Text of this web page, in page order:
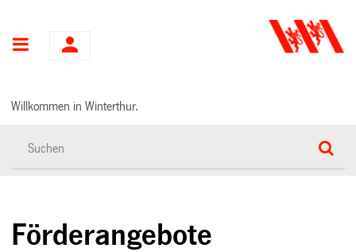
Hauptnavigation
Willkommen in Winterthur.
Förderangebote